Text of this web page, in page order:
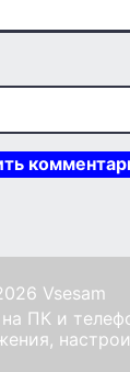
Vsesam
ПК и